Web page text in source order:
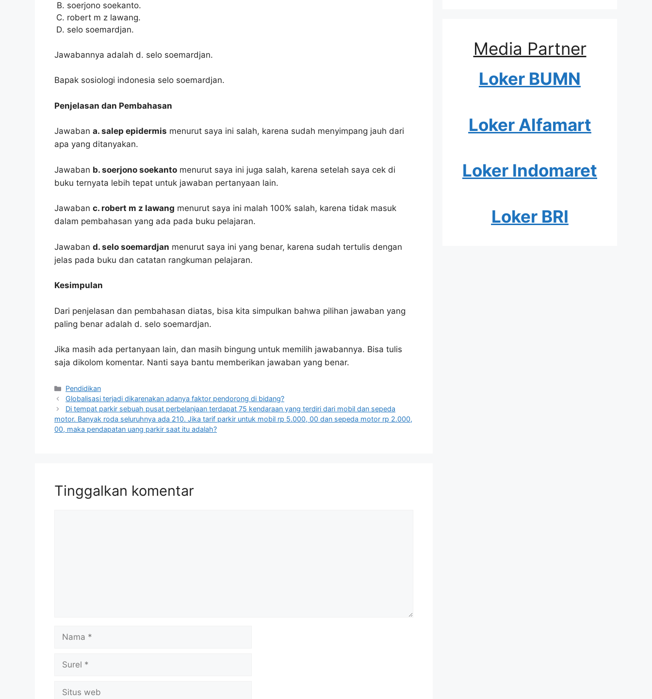
soerjono soekanto.
robert m z lawang.
selo soemardjan.
Jawabannya adalah d. selo soemardjan.
Bapak sosiologi indonesia selo soemardjan.
Penjelasan dan Pembahasan
Jawaban a. salep epidermis menurut saya ini salah, karena sudah menyimpang jauh dari
apa yang ditanyakan.
Jawaban b. soerjono soekanto menurut saya ini juga salah, karena setelah saya cek di
buku ternyata lebih tepat untuk jawaban pertanyaan lain.
Jawaban c. robert m z lawang menurut saya ini malah 100% salah, karena tidak masuk
dalam pembahasan yang ada pada buku pelajaran.
Jawaban d. selo soemardjan menurut saya ini yang benar, karena sudah tertulis dengan
jelas pada buku dan catatan rangkuman pelajaran.
Kesimpulan
Dari penjelasan dan pembahasan diatas, bisa kita simpulkan bahwa pilihan jawaban yang
paling benar adalah d. selo soemardjan.
Jika masih ada pertanyaan lain, dan masih bingung untuk memilih jawabannya. Bisa tulis
saja dikolom komentar. Nanti saya bantu memberikan jawaban yang benar.
Kategori
Pendidikan
Globalisasi terjadi dikarenakan adanya faktor pendorong di bidang?
Di tempat parkir sebuah pusat perbelanjaan terdapat 75 kendaraan yang terdiri dari mobil dan sepeda
motor. Banyak roda seluruhnya ada 210. Jika tarif parkir untuk mobil rp 5.000, 00 dan sepeda motor rp 2.000,
00, maka pendapatan uang parkir saat itu adalah?
Tinggalkan komentar
Nama
Surel
Situs
Media Partner
Loker BUMN
Loker Alfamart
Loker Indomaret
Loker BRI